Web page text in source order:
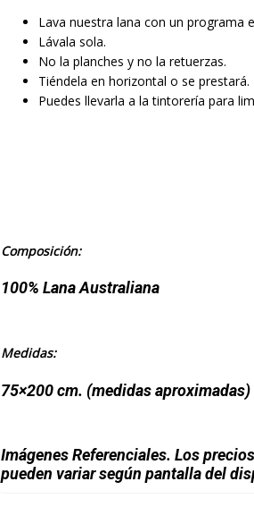
Lava nuestra lana con un programa
Lávala sola.
No la planches y no la retuerzas.
Tiéndela en horizontal o se prestará.
Puedes llevarla a la tintorería para
Composición:
100% Lana Australiana
Medidas:
75×200 cm. (medidas aproximadas)
Imágenes Referenciales. Los
pueden variar según pantalla del